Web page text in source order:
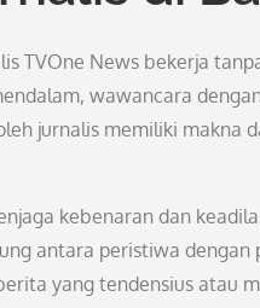
TVOne News bekerja
wawancara
jurnalis memiliki makna
kebenaran dan
antara peristiwa
yang tendensius atau